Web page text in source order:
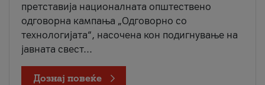
претставија националната општествено
одговорна кампања „Одговорно со
технологијата“, насочена кон подигнување на
јавната свест...
Дознај повеќе